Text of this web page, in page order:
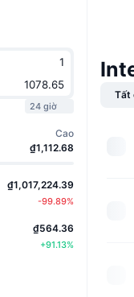
24 giờ
Cao
₫1,112.68
₫1,017,224.39
-99.89%
₫564.36
+91.13%
Tất